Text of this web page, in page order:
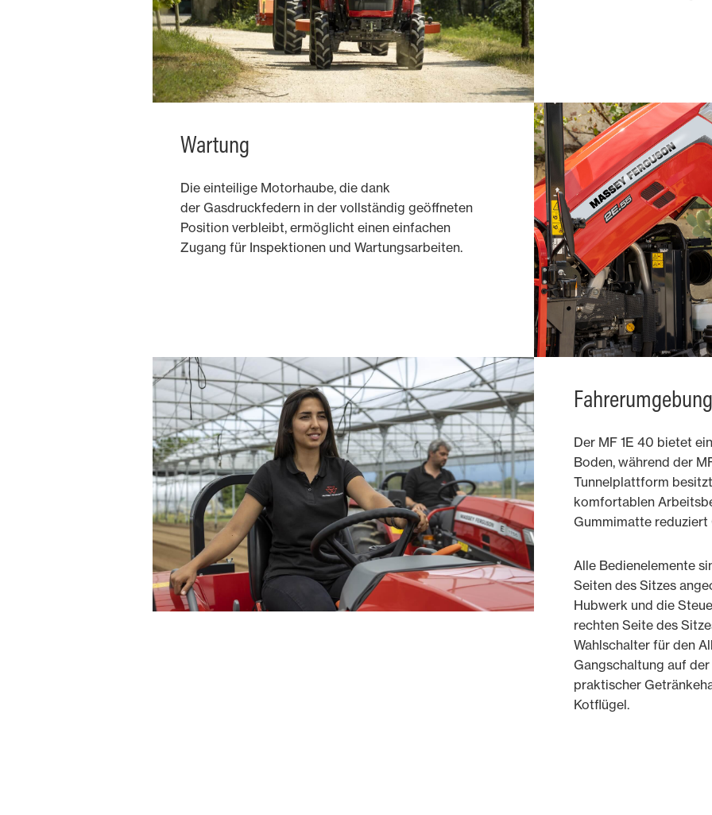
Wartung
Die einteilige Motorhaube, die dank
der Gasdruckfedern in der vollständig geöffneten
Position verbleibt, ermöglicht einen einfachen
Zugang für Inspektionen und Wartungsarbeiten.
Fahrerumgebung
Der MF 1E 40 bietet
Boden, während der
Tunnelplattform
komfortablen
Gummimatte reduziert
Alle Bedienelemente
Seiten des Sitzes
Hubwerk und die
rechten Seite des
Wahlschalter für den
Gangschaltung auf
praktischer
Kotflügel.